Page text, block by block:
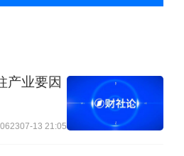
都愿意将首发经济项
产业要因
07-13 21:05